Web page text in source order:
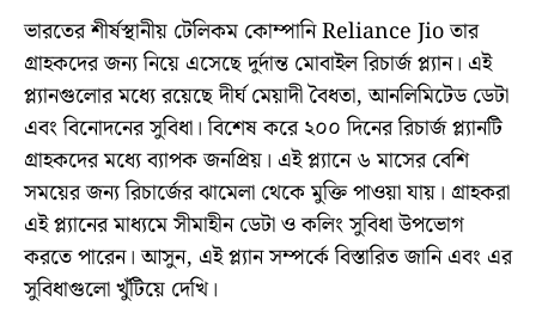
ভারতের শীর্ষস্থানীয় টেলিকম কোম্পানি Reliance Jio তার
গ্রাহকদের জন্য নিয়ে এসেছে দুর্দান্ত মোবাইল রিচার্জ প্ল্যান। এই
প্ল্যানগুলোর মধ্যে রয়েছে দীর্ঘ মেয়াদী বৈধতা, আনলিমিটেড ডেটা
এবং বিনোদনের সুবিধা। বিশেষ করে ২০০ দিনের রিচার্জ প্ল্যানটি
গ্রাহকদের মধ্যে ব্যাপক জনপ্রিয়। এই প্ল্যানে ৬ মাসের বেশি
সময়ের জন্য রিচার্জের ঝামেলা থেকে মুক্তি পাওয়া যায়। গ্রাহকরা
এই প্ল্যানের মাধ্যমে সীমাহীন ডেটা ও কলিং সুবিধা উপভোগ
করতে পারেন। আসুন, এই প্ল্যান সম্পর্কে বিস্তারিত জানি এবং এর
সুবিধাগুলো খুঁটিয়ে দেখি।